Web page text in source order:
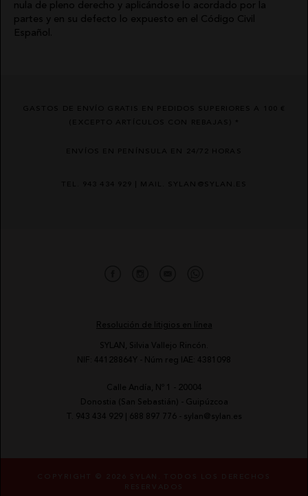
nula de pleno derecho y aplicándose lo acordado por la
partes y en su defecto lo expuesto en el Código Civil
Español.
Resolución de litigios en línea
SYLAN, Silvia Vallejo Rincón.
NIF: 44128864Y - Núm reg IAE: 4381098
Calle Andía, Nº 1 - 20004
-
Donostia (San Sebastián) - Guipúzcoa
-
943 434 929 688 897 776 - sylan@sylan.es